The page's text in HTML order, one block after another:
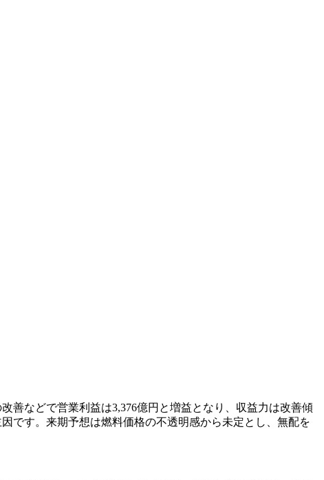
善などで営業利益は3,376億円と増益となり、収益力は改善傾
です。来期予想は燃料価格の不透明感から未定とし、無配を